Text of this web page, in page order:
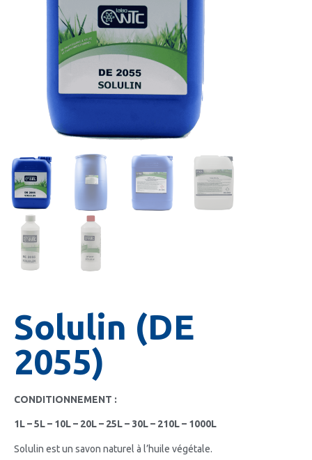
Solulin (DE
2055)
CONDITIONNEMENT :
1L – 5L – 10L – 20L – 25L – 30L – 210L – 1000L
Solulin est un savon naturel à l’huile végétale.